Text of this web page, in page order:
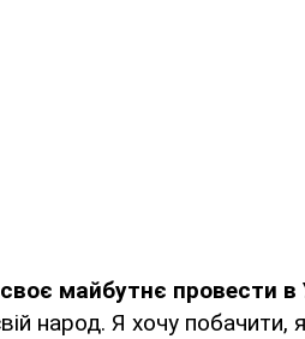
майбутнє провести в
народ. Я хочу побачити,